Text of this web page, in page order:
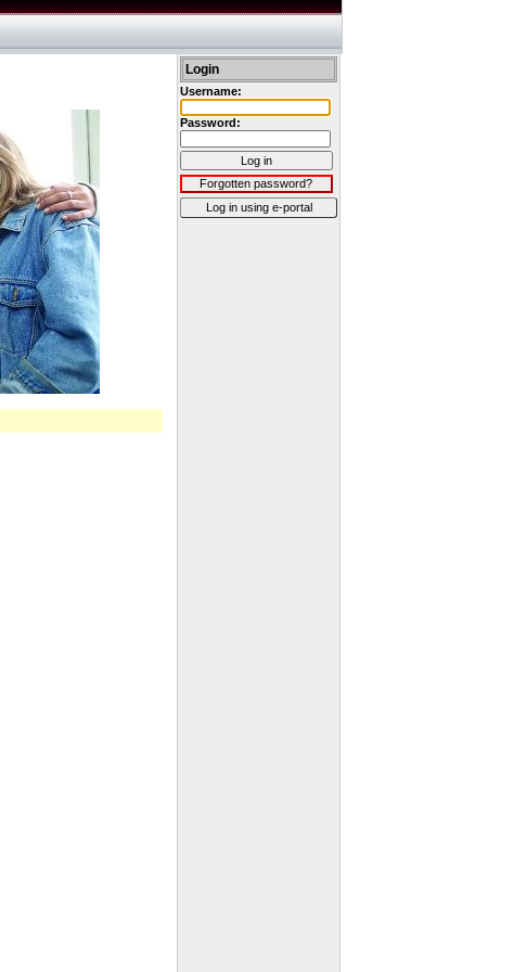
Login
Username:
Password:
Log in
Forgotten password?
Log in using e-portal